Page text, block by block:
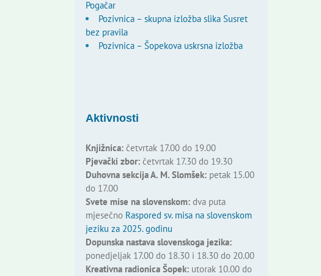
Pogačar
Pozivnica – skupna izložba slika Susret
bez pravila
Pozivnica – Šopekova uskrsna izložba
Aktivnosti
Knjižnica:četvrtak 17.00 do 19.00
Pjevački zbor:četvrtak 17.30 do 19.30
Duhovna sekcija A. M. Slomšek:petak 15.00
do 17.00
Svete mise na slovenskom:dva puta
mjesečno Raspored sv. misa na slovenskom
jeziku za 2025. godinu
Dopunska nastava slovenskoga jezika:
ponedjeljak 17.00 do 18.30 i 18.30 do 20.00
Kreativna radionica Šopek:utorak 10.00 do